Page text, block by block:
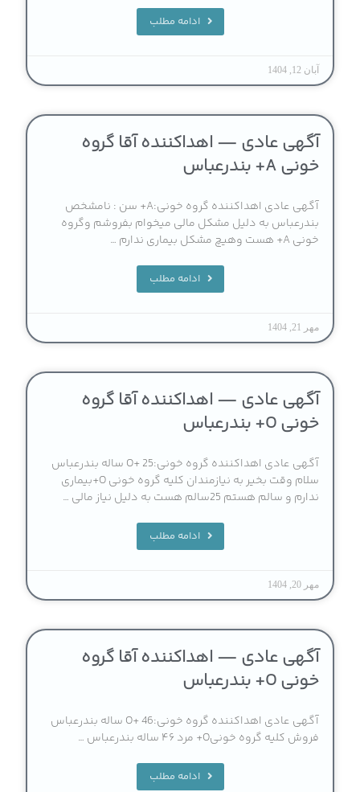
ادامه مطلب
آبان 12, 1404
آگهی عادی — اهداکننده آقا گروه
خونی A+ بندرعباس
آگهی عادی اهداکننده گروه خونی:A+ سن : نامشخص
بندرعباس به دلیل مشکل مالی میخوام بفروشم وگروه
خونی A+ هست وهیچ مشکل بیماری ندارم …
ادامه مطلب
مهر 21, 1404
آگهی عادی — اهداکننده آقا گروه
خونی O+ بندرعباس
آگهی عادی اهداکننده گروه خونی:O+ 25 ساله بندرعباس
سلام وقت بخیر به نیازمندان کلیه گروه خونی O+بیماری
ندارم و سالم هستم 25سالم هست به دلیل نیاز مالی …
ادامه مطلب
مهر 20, 1404
آگهی عادی — اهداکننده آقا گروه
خونی O+ بندرعباس
آگهی عادی اهداکننده گروه خونی:O+ 46 ساله بندرعباس
فروش کلیه گروه خونیO+ مرد ۴۶ ساله بندرعباس …
ادامه مطلب